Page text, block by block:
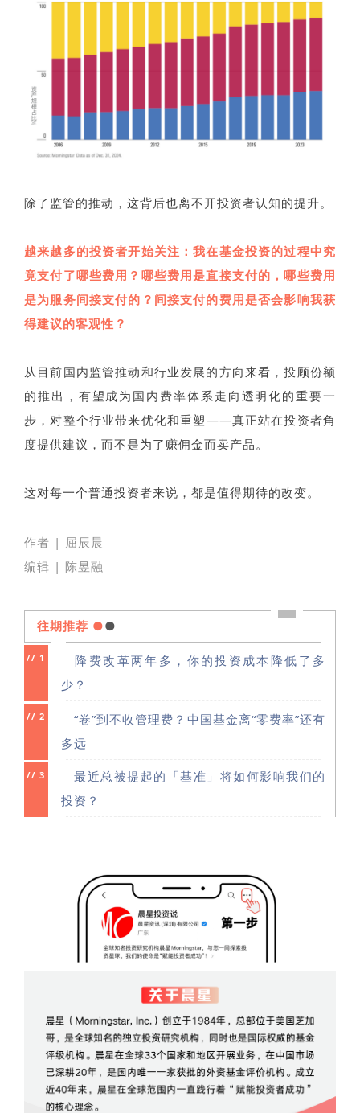
除了监管的推动，这背后也离不开投资者认知的提升。
越来越多的投资者开始关注：我在基金投资的过程中究
竟支付了哪些费用？哪些费用是直接支付的，哪些费用
是为服务间接支付的？间接支付的费用是否会影响我获
得建议的客观性？
从目前国内监管推动和行业发展的方向来看，投顾份额
的推出，有望成为国内费率体系走向透明化的重要一
步，对整个行业带来优化和重塑——真正站在投资者角
度提供建议，而不是为了赚佣金而卖产品。
这对每一个普通投资者来说，都是值得期待的改变。
作者 | 屈辰晨
编辑 | 陈昱融
往期推荐 ●●
// 1 ｜降费改革两年多，你的投资成本降低了多
少？
// 2 ｜“卷”到不收管理费？中国基金离“零费率”还有
多远
// 3 ｜最近总被提起的「基准」将如何影响我们的
投资？